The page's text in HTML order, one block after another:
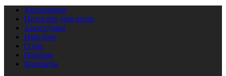
Автоклимат
Подогрев двигателя
Аксессуары
Наш блог
О нас
Помощь
Контакты